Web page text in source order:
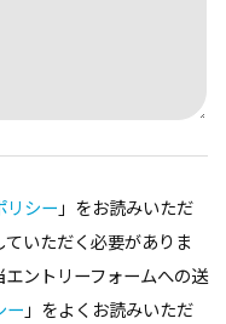
リシー 」をお読みいただ
いただく必要がありま
ントリーフォームへの送
ー 」をよくお読みいただ